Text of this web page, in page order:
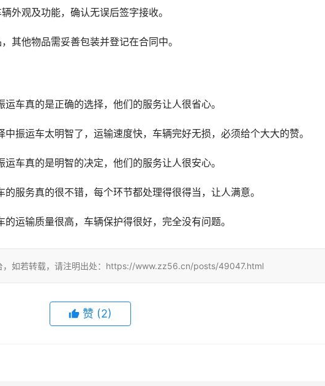
外观及功能，确认无误后签字接收。
其他物品需妥善包装并登记在合同中。
运车真的是正确的选择，他们的服务让人很省心。
中振运车太明智了，运输速度快，车辆完好无损，必须给个大大的赞。
运车真的是明智的决定，他们的服务让人很安心。
的服务真的很不错，每个环节都处理得很得当，让人满意。
的运输质量很高，车辆保护得很好，完全没有问题。
，如若转载，请注明出处：https://www.zz56.cn/posts/49047.html
赞 (2)